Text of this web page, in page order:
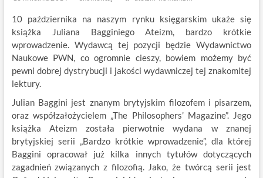
10 października na naszym rynku księgarskim ukaże się
książka Juliana Bagginiego Ateizm, bardzo krótkie
wprowadzenie. Wydawcą tej pozycji będzie Wydawnictwo
Naukowe PWN, co ogromnie cieszy, bowiem możemy być
pewni dobrej dystrybucji i jakości wydawniczej tej znakomitej
lektury.
Julian Baggini jest znanym brytyjskim filozofem i pisarzem,
oraz współzałożycielem „The Philosophers’ Magazine”. Jego
książka Ateizm została pierwotnie wydana w znanej
brytyjskiej serii „Bardzo krótkie wprowadzenie”, dla której
Baggini opracował już kilka innych tytułów dotyczących
zagadnień związanych z filozofią. Jako, że twórcą serii jest